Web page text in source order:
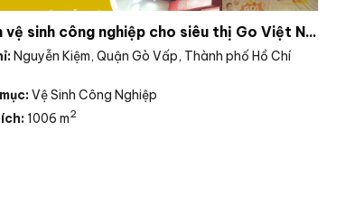
Dự án vệ sinh công nghiệp cho siêu thị Go Việt Nam
Nguyễn Kiệm, Quận Gò Vấp, Thành phố Hồ Chí
Vệ Sinh Công Nghiệp
1006 m2